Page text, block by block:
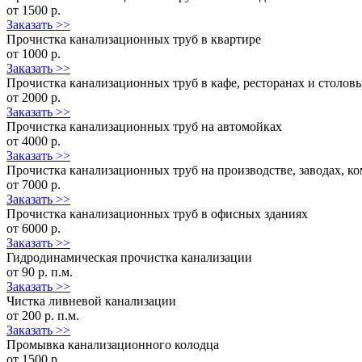
от 1500 р.
Заказать >>
Прочистка канализационных труб в квартире
от 1000 р.
Заказать >>
Прочистка канализационных труб в кафе, ресторанах и
от 2000 р.
Заказать >>
Прочистка канализационных труб на автомойках
от 4000 р.
Заказать >>
Прочистка канализационных труб на производстве, заводах,
от 7000 р.
Заказать >>
Прочистка канализационных труб в офисных зданиях
от 6000 р.
Заказать >>
Гидродинамическая прочистка канализации
от 90 р. п.м.
Заказать >>
Чистка ливневой канализации
от 200 р. п.м.
Заказать >>
Промывка канализационного колодца
от 1500 р.